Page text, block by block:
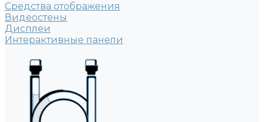
Средства отображения
Видеостены
Дисплеи
Интерактивные панели